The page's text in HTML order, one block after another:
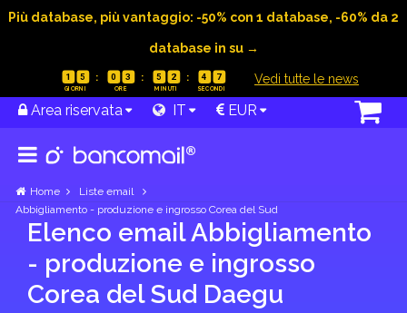
Più database, più vantaggio: -50% con 1 database, -60% da 2
database in su →
1 5 0 3 5 2 4 6 Vedi tutte le news
Area riservata IT EUR
Home
Liste email
Abbigliamento - produzione e ingrosso Corea del Sud
Elenco email Abbigliamento
- produzione e ingrosso
Corea del Sud Daegu